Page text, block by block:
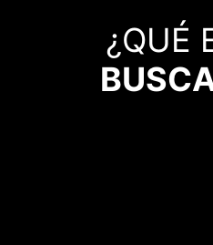
¿QUÉ